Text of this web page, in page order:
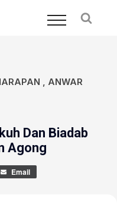
, ANWAR
Dan Biadab
Agong
Email